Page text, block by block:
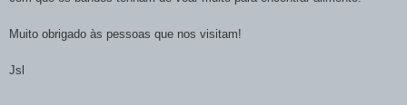
Muito obrigado às pessoas que nos visitam!
Jsl